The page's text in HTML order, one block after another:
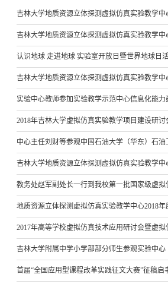
吉林大学地质资源立体探测虚拟仿真实验教学
吉林大学地质资源立体探测虚拟仿真实验教学
认识地球 走进地球 实验室开放日暨世界地球日
吉林大学地质资源立体探测虚拟仿真实验教学
实验中心教师参加实验教学示范中心信息化能
2018年吉林大学虚拟仿真实验教学项目建设研
中心主任刘财等参观中国石油大学（华东）石油
吉林大学地质资源立体探测虚拟仿真实验教学中
教务处赵军副处长一行到我校第一批国家级虚
地质资源立体探测虚拟仿真实验教学中心2018年
2017年高等学校虚拟仿真技术应用研讨会暨虚
吉林大学附属中学小学部部分师生参观实验中心
首届“全国应用型课程改革实践征文大赛”征稿启